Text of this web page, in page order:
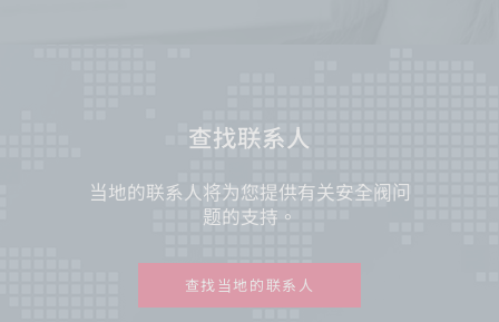
查找联系人
当地的联系人将为您提供有关安全阀问
题的支持。
查找当地的联系人